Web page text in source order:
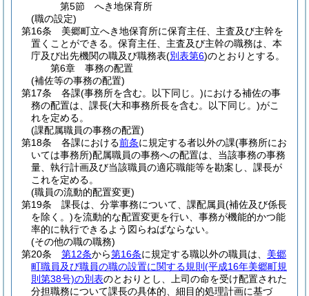
第5節
へき地保育所
(職の設定)
第16条
美郷町立へき地保育所に保育主任、主査及び主幹を
置くことができる。 保育主任、主査及び主幹の職務は、本
庁及び出先機関の職及び職務表(別表第6)のとおりとする。
第6章
事務の配置
(補佐等の事務の配置)
第17条
各課(事務所を含む。以下同じ。)における補佐の事
務の配置は、課長(大和事務所長を含む。以下同じ。)がこ
れを定める。
(課配属職員の事務の配置)
第18条
各課における前条に規定する者以外の課(事務所にお
いては事務所)配属職員の事務への配置は、当該事務の事務
量、執行計画及び当該職員の適応職能等を勘案し、課長が
これを定める。
(職員の流動的配置変更)
第19条
課長は、分掌事務について、課配属員(補佐及び係長
を除く。)を流動的な配置変更を行い、事務が機能的かつ能
率的に執行できるよう図らねばならない。
(その他の職の職務)
第20条
第12条から第16条に規定する職以外の職員は、 美郷
町職員及び職員の職の設置に関する規則 (平成16年美郷町規
則第38号)の別表のとおりとし、上司の命を受け配置された
分担職務について課長の具体的、細目的処理計画に基づ